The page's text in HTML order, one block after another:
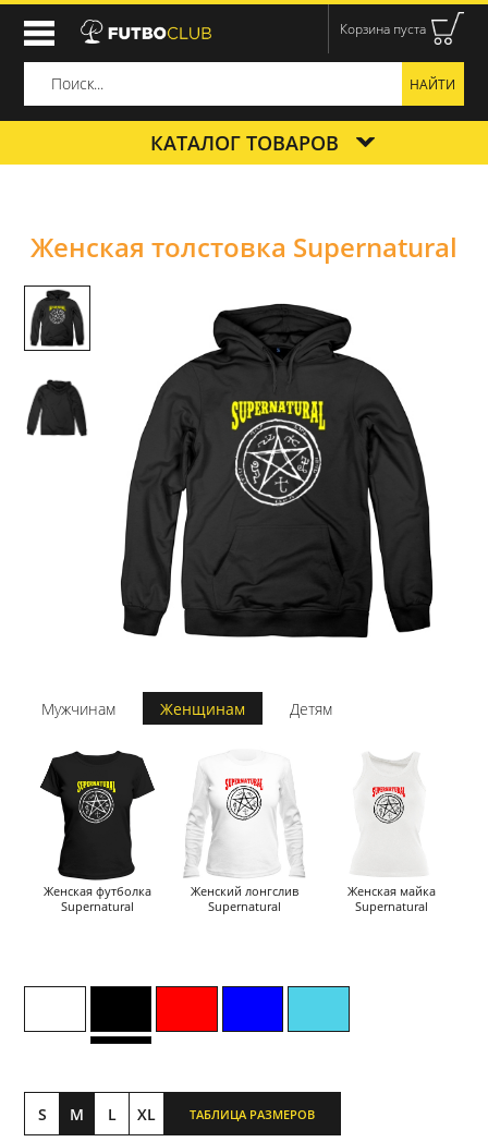
Корзина пуста
КАТАЛОГ ТОВАРОВ
Женская толстовка Supernatural
Мужчинам Женщинам Детям
Женская футболка
Supernatural
Женский лонгслив
Supernatural
Женская майка
Supernatural
S M L XL ТАБЛИЦА РАЗМЕРОВ